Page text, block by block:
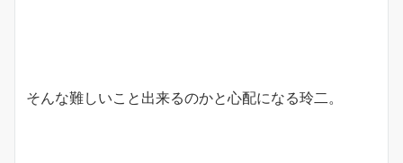
そんな難しいこと出来るのかと心配になる玲二。